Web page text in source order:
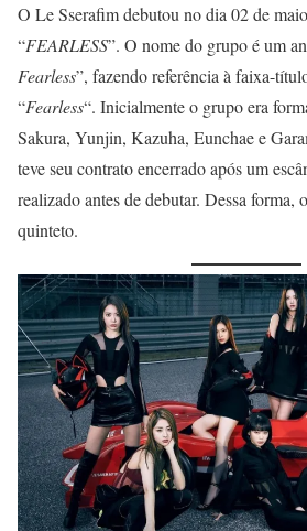
O Le Sserafim debutou no dia 02 de
“FEARLESS”. O nome do grupo é um
Fearless”, fazendo referência à faixa-
“Fearless“. Inicialmente o grupo era
Sakura, Yunjin, Kazuha, Eunchae e
teve seu contrato encerrado após um
realizado antes de debutar. Dessa forma,
quinteto.